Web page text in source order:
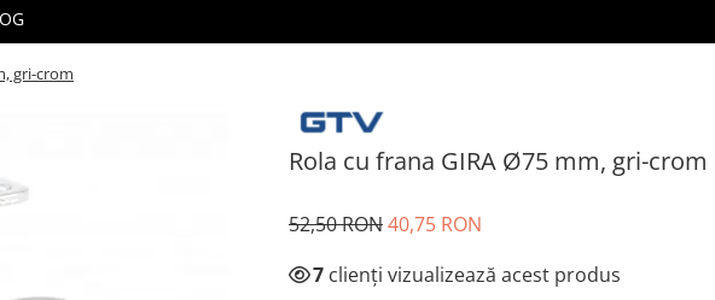
gri-crom
Rola cu frana GIRA Ø75 mm, gri-crom
52,50 RON40,75 RON
7 clienți vizualizează acest produs